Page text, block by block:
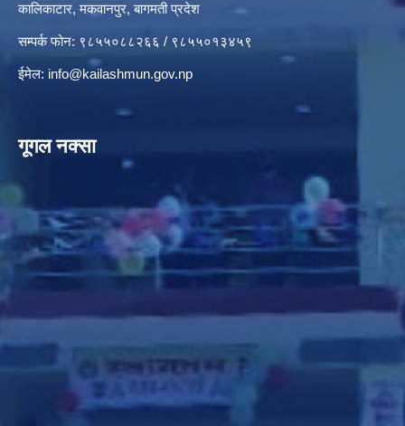
कालिकाटार, मकवानपुर, बागमती प्रदेश
सम्पर्क फोन: ९८५५०८८२६६ / ९८५५०१३४५९
ईमेल: info@kailashmun.gov.np
गूगल नक्सा